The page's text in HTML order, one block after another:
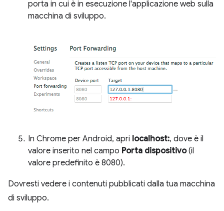
porta in cui è in esecuzione l'applicazione web sulla
macchina di sviluppo.
In Chrome per Android, apri localhost:, dove è il
valore inserito nel campo Porta dispositivo(il
valore predefinito è 8080).
Dovresti vedere i contenuti pubblicati dalla tua macchina
di sviluppo.